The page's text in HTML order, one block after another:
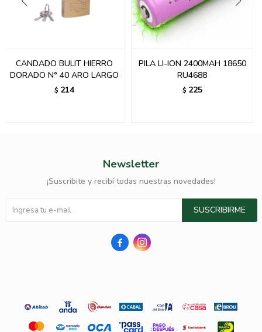
CANDADO BULIT HIERRO
DORADO N° 40 ARO LARGO
$ 214
PILA LI-ION 2400MAH 18650
RU4688
$ 225
Newsletter
¡Suscribite y recibí todas nuestras novedades!
SUSCRIBIRME
 